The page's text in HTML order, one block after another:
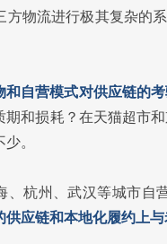
方物流进行极其复杂的
和自营模式对供应链的
期和损耗？在天猫超市
。
、杭州、武汉等城市自
供应链和本地化履约上